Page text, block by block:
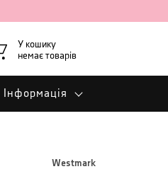
У кошику
немає товарів
Інформація
Westmark